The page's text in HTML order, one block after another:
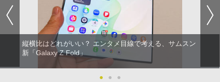
縦横比はどれがいい？ エンタメ目線で考える、サムスン
新「Galaxy Z Fold」
● ● ●